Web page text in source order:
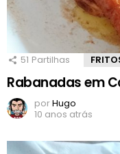
51 Partilhas
Rabanadas em
porHugo
10 anos atrás